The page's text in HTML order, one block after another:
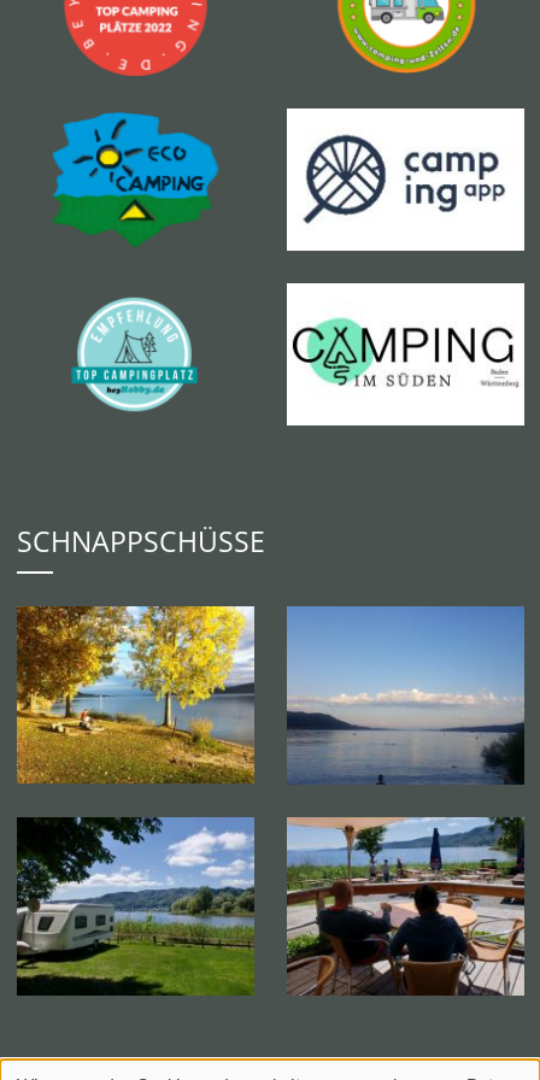
SCHNAPPSCHÜSSE